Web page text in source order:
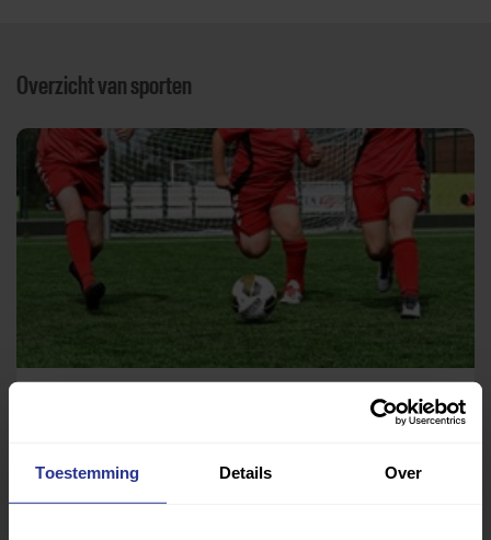
Toestemming Details Over
Overzicht van sporten